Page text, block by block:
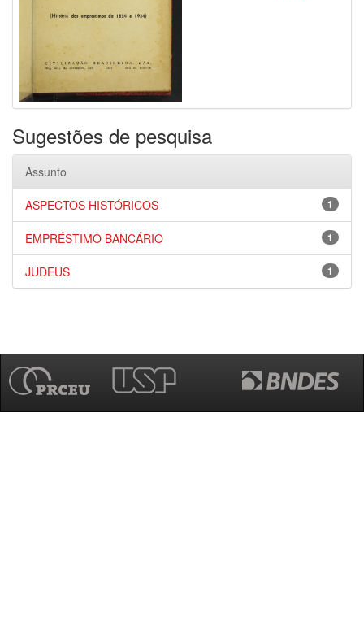
Sugestões de pesquisa
Assunto
1
ASPECTOS HISTÓRICOS
1
EMPRÉSTIMO BANCÁRIO
1
JUDEUS